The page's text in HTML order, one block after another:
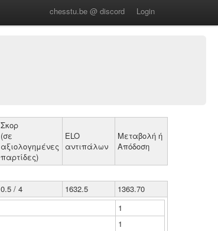
chesstu.be @ discord Login
Σκορ
(σε
αξιολογημένες
παρτίδες)
ELO
αντιπάλων
Μεταβολή ή
Απόδοση
0.5 / 4 1632.5
1363.70
1
1